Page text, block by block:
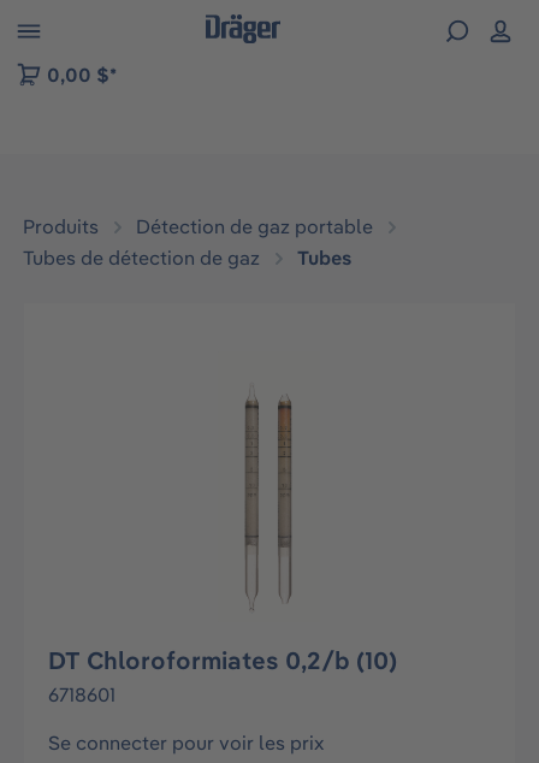
to B2B platform navigation
0,00 $*
Produits
Détection de gaz portable
Tubes de détection de gaz
Tubes
DT Chloroformiates 0,2/b (10)
6718601
Se connecter pour voir les prix